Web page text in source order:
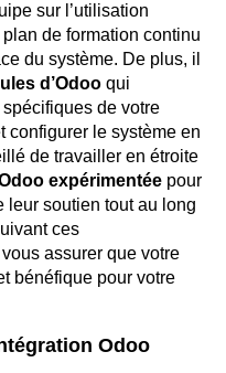
sur l’utilisation
de formation continu
du système. De plus, il
d’Odoo qui
de votre
configurer le système en
de travailler en étroite
expérimentée pour
leur soutien tout au long
ces
assurer que votre
bénéfique pour votre
Odoo